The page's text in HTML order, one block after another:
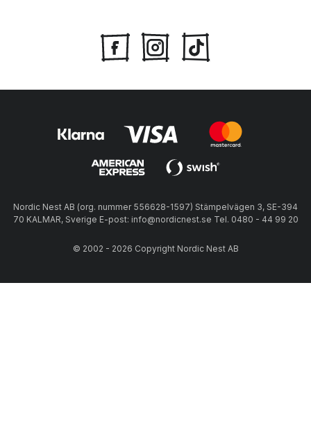
Nordic Nest AB (org. nummer 556628-1597) Stämpelvägen 3, SE-394
70 KALMAR, Sverige E-post: info@nordicnest.se Tel. 0480 - 44 99 20
© 2002 - 2026 Copyright Nordic Nest AB